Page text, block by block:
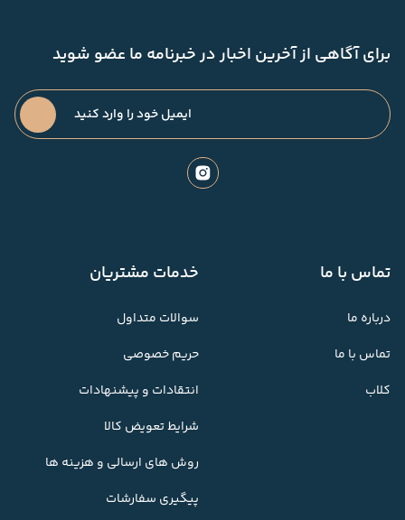
برای آگاهی از آخرین اخبار در خبرنامه ما عضو شوید
تماس با ما
درباره ما
تماس با ما
کلاب
خدمات مشتریان
سوالات متداول
حریم خصوصی
انتقادات و پیشنهادات
شرایط تعویض کالا
روش های ارسالی و هزینه ها
پیگیری سفارشات